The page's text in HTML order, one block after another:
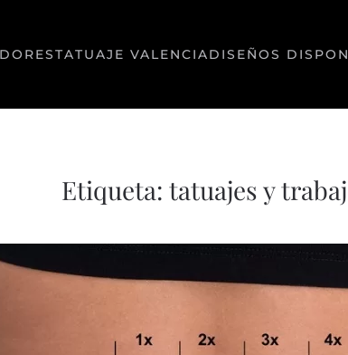
TATUAJE VALENCIADISEÑOS
Etiqueta: tatuajes y